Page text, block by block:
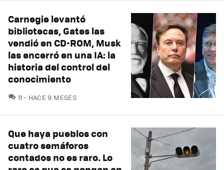
Carnegie levantó
bibliotecas, Gates las
vendió en CD-ROM, Musk
las encerró en una IA: la
historia del control del
conocimiento
11 COMENTARIOS
HACE 9 MESES
Que haya pueblos con
cuatro semáforos
contados no es raro. Lo